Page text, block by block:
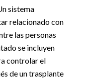
sistema
relacionado con
las personas
se incluyen
controlar el
de un trasplante